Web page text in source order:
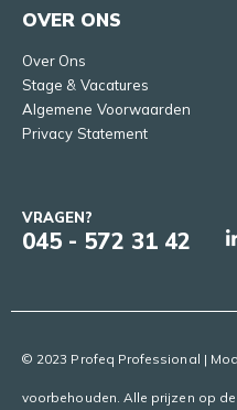
OVER ONS
Over Ons
Stage & Vacatures
Algemene Voorwaarden
Privacy Statement
VRAGEN?
045 - 572 31 42
© 2023 Profeq Professional |
voorbehouden. Alle prijzen op